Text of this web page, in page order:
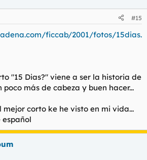
#15
ficcab/2001/fotos/15dias.
"15 Dias?" viene a ser la historia de
más de cabeza y buen hacer...
mejor corto ke he visto en mi vida...